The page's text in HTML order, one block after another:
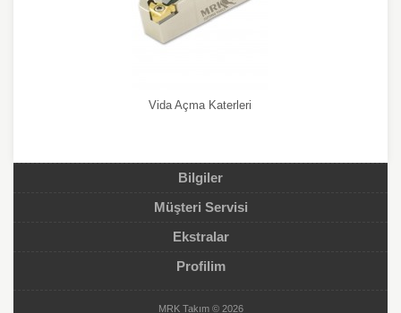
Vida Açma Katerleri
Bilgiler
Müşteri Servisi
Ekstralar
Profilim
MRK Takım © 2026